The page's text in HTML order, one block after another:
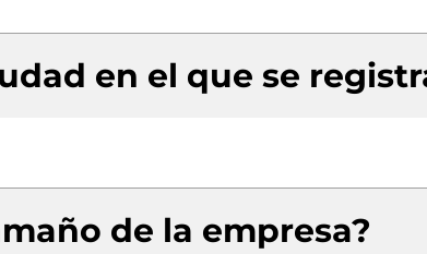
en el que se
de la empresa?